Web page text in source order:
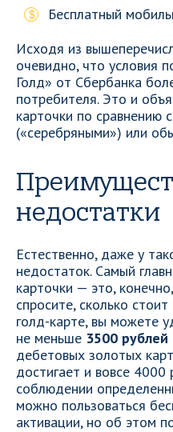
Бесплатный
Исходя из
очевидно, что условия
Голд» от Сбербанка
потребителя. Это и
карточки по сравнению
(«серебряными») или
недостатки
Естественно, даже у
недостаток. Самый
карточки — это,
спросите, сколько
голд-карте, вы можете
не меньше 3500
дебетовых золотых
достигает и вовсе 4000
соблюдении
можно пользоваться
активации, но об этом